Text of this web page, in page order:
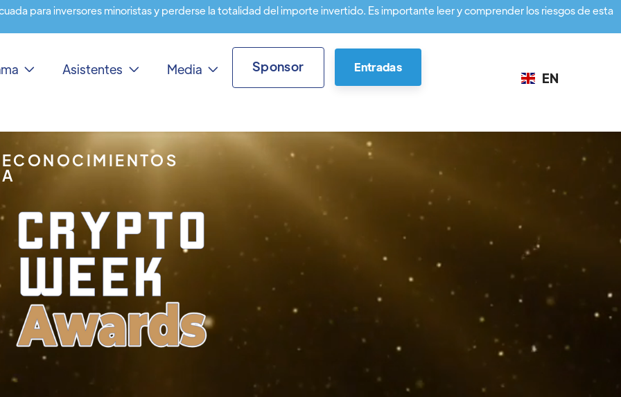
para inversores minoristas y perderse la totalidad del importe invertido. Es importante leer y comprender los riesgos de esta
 Asistentes  Media  Sponsor Entradas
EN